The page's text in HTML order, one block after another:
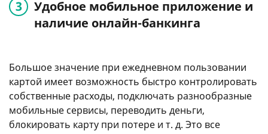
Удобное мобильное приложение и
наличие онлайн-банкинга
Большое значение при ежедневном пользовании
картой имеет возможность быстро контролировать
собственные расходы, подключать разнообразные
мобильные сервисы, переводить деньги,
блокировать карту при потере и т. д. Это все